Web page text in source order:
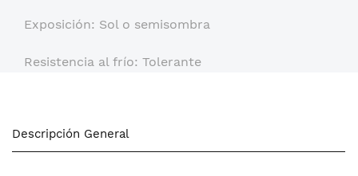
Exposición: Sol o semisombra
Resistencia al frío: Tolerante
Descripción General